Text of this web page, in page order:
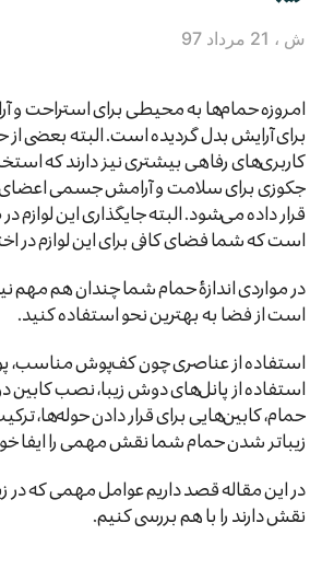
ش ، 21 مرداد 97
امروزه حمام‌ها به محیطی برای استراحت و
برای آرایش بدل گردیده است. البته بعضی
کاربری‌های رفاهی بیشتری نیز دارند که
جکوزی برای سلامت و آرامش جسمی اعضای
قرار داده می‌شود. البته جایگذاری این لوازم
است که شما فضای کافی برای این لوازم در
در مواردی اندازهٔ حمام شما چندان هم مهم
است از فضا به بهترین نحو استفاده کنید.
استفاده از عناصری چون کف‌پوش مناسب،
استفاده از پانل‌های دوش زیبا، نصب
حمام، کابین‌هایی برای قرار دادن حوله‌ها،
زیباتر شدن حمام شما نقش مهمی را ایفا
در این مقاله قصد داریم عوامل مهمی که
نقش دارند را با هم بررسی کنیم.